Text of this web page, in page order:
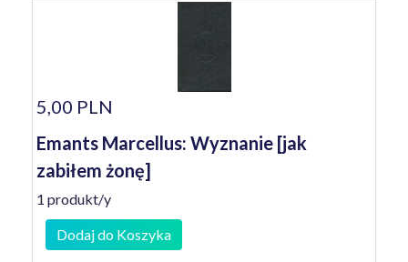
5,00 PLN
Emants Marcellus: Wyznanie [jak
zabiłem żonę]
1 produkt/y
Dodaj do Koszyka